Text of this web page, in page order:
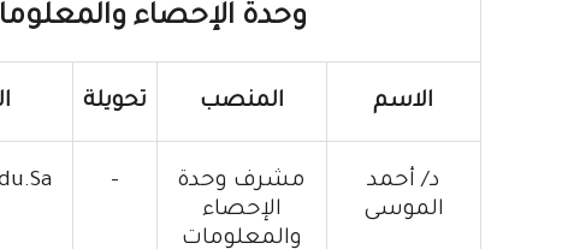
وحدة الإحصاء
الاسم المنصب تحويلة
د/ أحمد
الموسى
مشرف وحدة
الإحصاء
والمعلومات
-